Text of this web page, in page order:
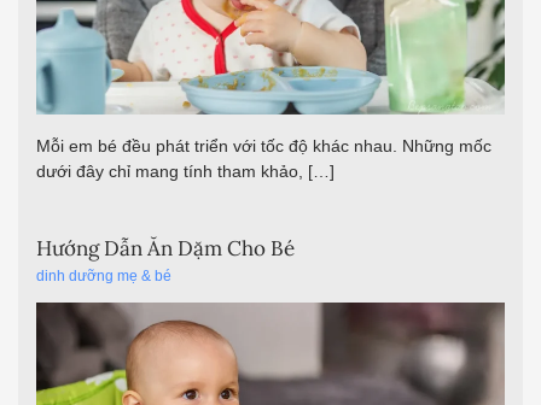
Mỗi em bé đều phát triển với tốc độ khác nhau. Những mốc
dưới đây chỉ mang tính tham khảo, […]
Hướng Dẫn Ăn Dặm Cho Bé
dinh dưỡng mẹ & bé